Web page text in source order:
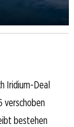
Iridium-Deal
bestehen